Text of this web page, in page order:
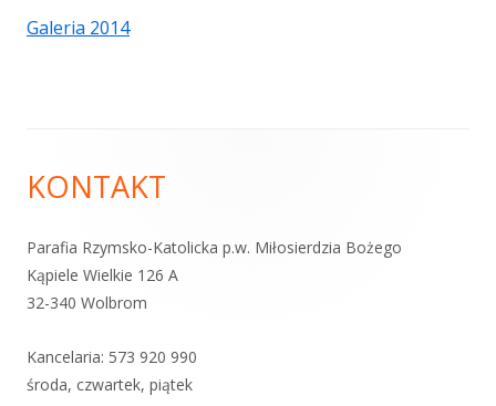
Galeria 2014
stopki
KONTAKT
Parafia Rzymsko-Katolicka p.w. Miłosierdzia Bożego
Kąpiele Wielkie 126 A
32-340 Wolbrom
Kancelaria: 573 920 990
środa, czwartek, piątek